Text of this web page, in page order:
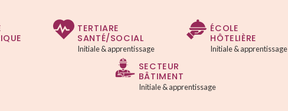
TERTIARE
SANTÉ/SOCIAL
Initiale & apprentissage
ÉCOLE
HÔTELIÈRE
Initiale & apprentissage
SECTEUR
BÂTIMENT
Initiale & apprentissage